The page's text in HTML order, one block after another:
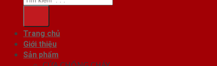
Trang chủ
Giới thiệu
Sản phẩm